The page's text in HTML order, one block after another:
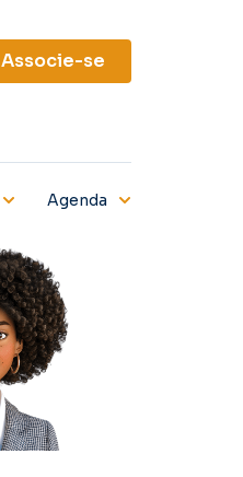
Associe-se
Agenda